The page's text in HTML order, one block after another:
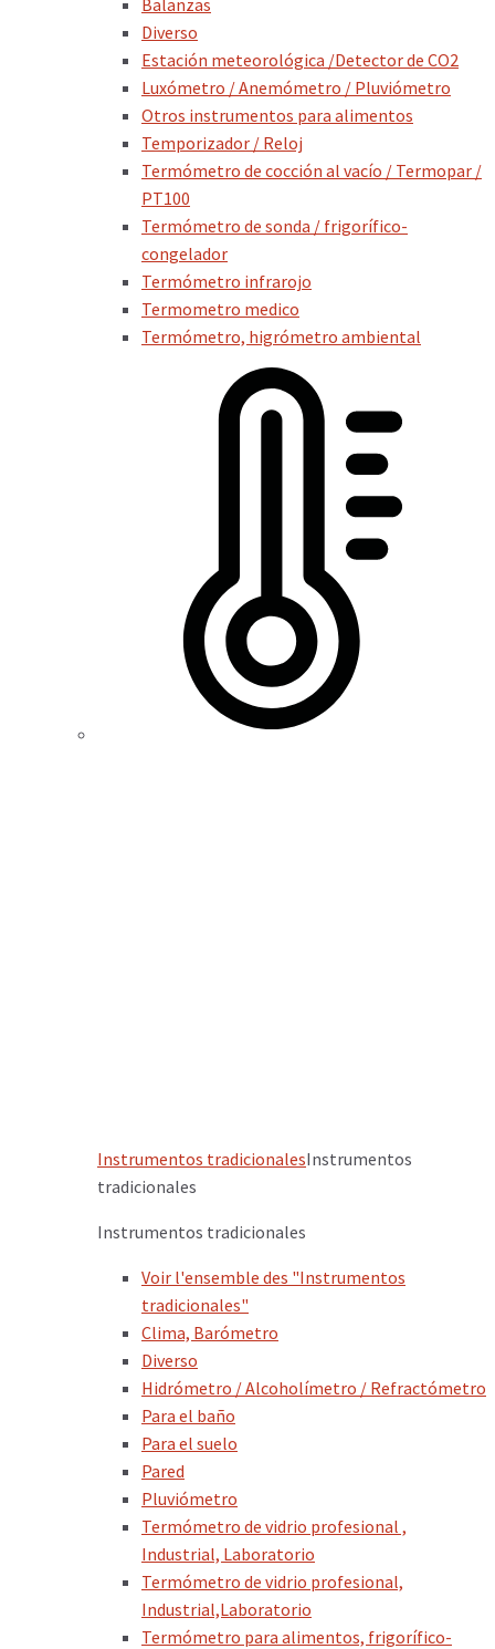
Balanzas
Diverso
Estación meteorológica /Detector de CO2
Luxómetro / Anemómetro / Pluviómetro
Otros instrumentos para alimentos
Temporizador / Reloj
Termómetro de cocción al vacío / Termopar /
PT100
Termómetro de sonda / frigorífico-
congelador
Termómetro infrarojo
Termometro medico
Termómetro, higrómetro ambiental
Instrumentos tradicionalesInstrumentos
tradicionales
Instrumentos tradicionales
Voir l'ensemble des "Instrumentos
tradicionales"
Clima, Barómetro
Diverso
Hidrómetro / Alcoholímetro / Refractómetro
Para el baño
Para el suelo
Pared
Pluviómetro
Termómetro de vidrio profesional ,
Industrial, Laboratorio
Termómetro de vidrio profesional,
Industrial,Laboratorio
Termómetro para alimentos, frigorífico-